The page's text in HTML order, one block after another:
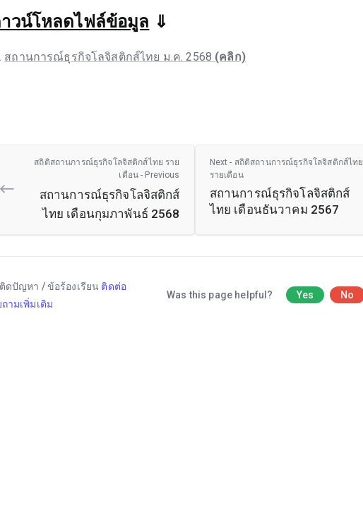
วน์โหลดไฟล์ข้อมูล ⇓
สถานการณ์ธุรกิจโลจิสติกส์ไทย ม.ค. 2568 (คลิก)
สถิติสถานการณ์ธุรกิจโลจิสติกส์ไทย ราย
เดือน - Previous
สถานการณ์ธุรกิจโลจิสติกส์
ไทย เดือนกุมภาพันธ์ 2568
Next - สถิติสถานการณ์ธุรกิจโลจิสติกส์ไทย
รายเดือน
สถานการณ์ธุรกิจโลจิสติกส์
ไทย เดือนธันวาคม 2567
ติดปัญหา / ข้อร้องเรียน ติดต่อ
ามเพิ่มเติม
Was this page helpful? Yes No